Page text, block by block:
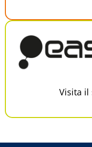
Visita il